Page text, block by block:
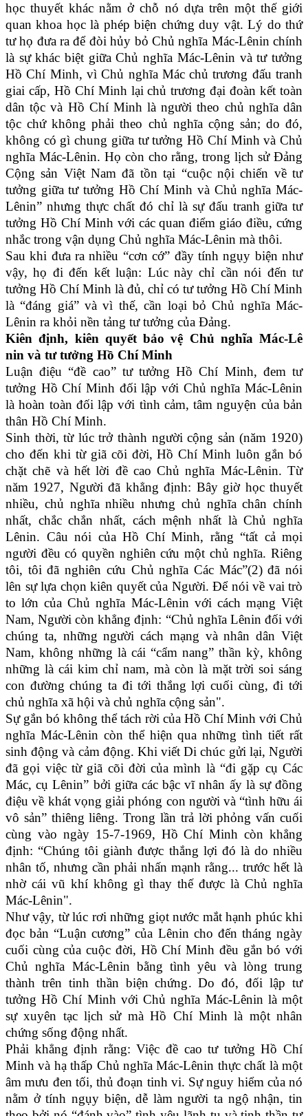
học thuyết khác nằm ở chỗ nó dựa trên một thế giới
quan khoa học là phép biện chứng duy vật. Lý do thứ
tư họ đưa ra để đòi hủy bỏ Chủ nghĩa Mác-Lênin chính
là sự khác biệt giữa Chủ nghĩa Mác-Lênin và tư tưởng
Hồ Chí Minh, vì Chủ nghĩa Mác chủ trương đấu tranh
giai cấp, Hồ Chí Minh lại chủ trương đại đoàn kết toàn
dân tộc và Hồ Chí Minh là người theo chủ nghĩa dân
tộc chứ không phải theo chủ nghĩa cộng sản; do đó,
không có gì chung giữa tư tưởng Hồ Chí Minh và Chủ
nghĩa Mác-Lênin. Họ còn cho rằng, trong lịch sử Đảng
Cộng sản Việt Nam đã tồn tại “cuộc nội chiến về tư
tưởng giữa tư tưởng Hồ Chí Minh và Chủ nghĩa Mác-
Lênin” nhưng thực chất đó chỉ là sự đấu tranh giữa tư
tưởng Hồ Chí Minh với các quan điểm giáo điều, cứng
nhắc trong vận dụng Chủ nghĩa Mác-Lênin mà thôi.
Sau khi đưa ra nhiều “cơn cớ” đầy tính ngụy biện như
vậy, họ đi đến kết luận: Lúc này chỉ cần nói đến tư
tưởng Hồ Chí Minh là đủ, chỉ có tư tưởng Hồ Chí Minh
là “đáng giá” và vì thế, cần loại bỏ Chủ nghĩa Mác-
Lênin ra khỏi nền tảng tư tưởng của Đảng.
Kiên định, kiên quyết bảo vệ Chủ nghĩa Mác-Lê
nin và tư tưởng Hồ Chí Minh
Luận điệu “đề cao” tư tưởng Hồ Chí Minh, đem tư
tưởng Hồ Chí Minh đối lập với Chủ nghĩa Mác-Lênin
là hoàn toàn đối lập với tình cảm, tâm nguyện của bản
thân Hồ Chí Minh.
Sinh thời, từ lúc trở thành người cộng sản (năm 1920)
cho đến khi từ giã cõi đời, Hồ Chí Minh luôn gắn bó
chặt chẽ và hết lời đề cao Chủ nghĩa Mác-Lênin. Từ
năm 1927, Người đã khẳng định: Bây giờ học thuyết
nhiều, chủ nghĩa nhiều nhưng chủ nghĩa chân chính
nhất, chắc chắn nhất, cách mệnh nhất là Chủ nghĩa
Lênin. Câu nói của Hồ Chí Minh, rằng “tất cả mọi
người đều có quyền nghiên cứu một chủ nghĩa. Riêng
tôi, tôi đã nghiên cứu Chủ nghĩa Các Mác”(2) đã nói
lên sự lựa chọn kiên quyết của Người. Để nói về vai trò
to lớn của Chủ nghĩa Mác-Lênin với cách mạng Việt
Nam, Người còn khẳng định: “Chủ nghĩa Lênin đối với
chúng ta, những người cách mạng và nhân dân Việt
Nam, không những là cái “cẩm nang” thần kỳ, không
những là cái kim chỉ nam, mà còn là mặt trời soi sáng
con đường chúng ta đi tới thắng lợi cuối cùng, đi tới
chủ nghĩa xã hội và chủ nghĩa cộng sản".
Sự gắn bó không thể tách rời của Hồ Chí Minh với Chủ
nghĩa Mác-Lênin còn thể hiện qua những tình tiết rất
sinh động và cảm động. Khi viết Di chúc gửi lại, Người
đã gọi việc từ giã cõi đời của mình là “đi gặp cụ Các
Mác, cụ Lênin” bởi giữa các bậc vĩ nhân ấy là sự đồng
điệu về khát vọng giải phóng con người và “tình hữu ái
vô sản” thiêng liêng. Trong lần trả lời phỏng vấn cuối
cùng vào ngày 15-7-1969, Hồ Chí Minh còn khẳng
định: “Chúng tôi giành được thắng lợi đó là do nhiều
nhân tố, nhưng cần phải nhấn mạnh rằng... trước hết là
nhờ cái vũ khí không gì thay thế được là Chủ nghĩa
Mác-Lênin".
Như vậy, từ lúc rơi những giọt nước mắt hạnh phúc khi
đọc bản “Luận cương” của Lênin cho đến tháng ngày
cuối cùng của cuộc đời, Hồ Chí Minh đều gắn bó với
Chủ nghĩa Mác-Lênin bằng tình yêu và lòng trung
thành trên tinh thần biện chứng. Do đó, đối lập tư
tưởng Hồ Chí Minh với Chủ nghĩa Mác-Lênin là một
sự xuyên tạc lịch sử mà Hồ Chí Minh là một nhân
chứng sống động nhất.
Phải khẳng định rằng: Việc đề cao tư tưởng Hồ Chí
Minh và hạ thấp Chủ nghĩa Mác-Lênin thực chất là một
âm mưu đen tối, thủ đoạn tinh vi. Sự nguy hiểm của nó
nằm ở tính ngụy biện, dễ làm người ta ngộ nhận, tin